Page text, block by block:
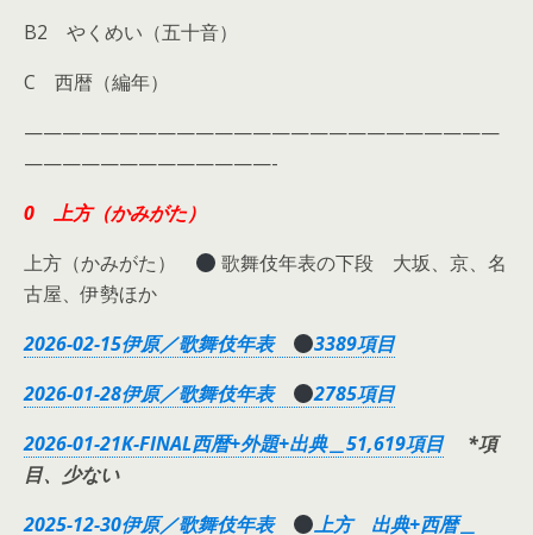
B2 やくめい（五十音）
C 西暦（編年）
—————————————————————————
—————————————-
0 上方（かみがた）
上方（かみがた）
歌舞伎年表の下段 大坂、京、名
古屋、伊勢ほか
2026-02-15伊原／歌舞伎年表
3389項目
2026-01-28伊原／歌舞伎年表
2785項目
2026-01-21K-FINAL西暦+外題+出典＿51,619項目*項
目、少ない
2025-12-30伊原／歌舞伎年表
上方 出典+西暦＿